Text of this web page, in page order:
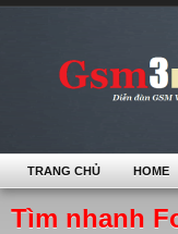
Tìm nhanh
TRANG CHỦ HOME